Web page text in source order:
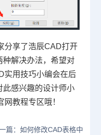
分享了浩辰CAD打开
种解决办法，希望对
实用技巧小编会在后
感兴趣的设计师小
网教程专区哦！
篇：如何修改CAD表格中